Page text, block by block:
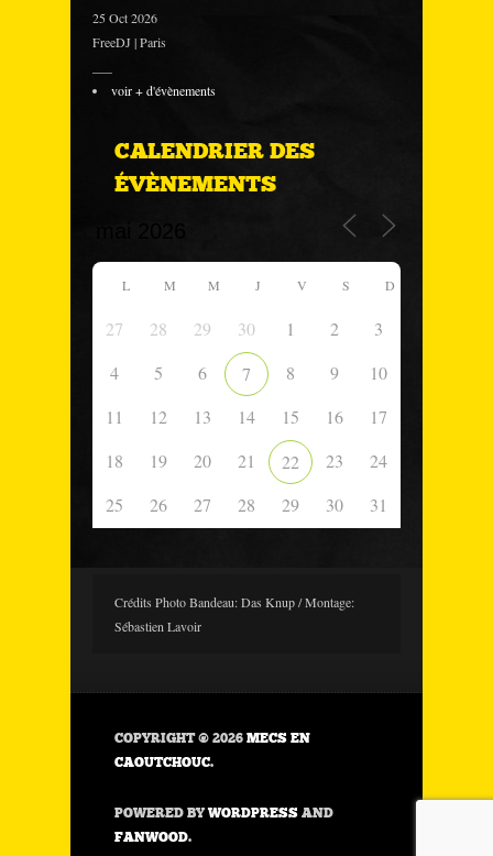
25 Oct 2026
FreeDJ | Paris
voir + d'évènements
CALENDRIER DES
ÉVÈNEMENTS
L M M J V S D
27 28 29 30 1 2
3
4
5 6 7 8 9
10
11
12 13 14 15 16
17
18
19 20 21 22 23
24
25
26 27 28 29 30 31
Crédits Photo Bandeau: Das Knup / Montage:
Sébastien Lavoir
COPYRIGHT © 2026 MECS EN
CAOUTCHOUC.
POWERED BYWORDPRESS AND
FANWOOD.